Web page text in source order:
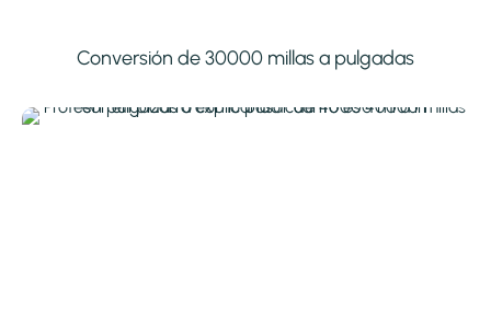
Conversión de 30000 millas a pulgadas